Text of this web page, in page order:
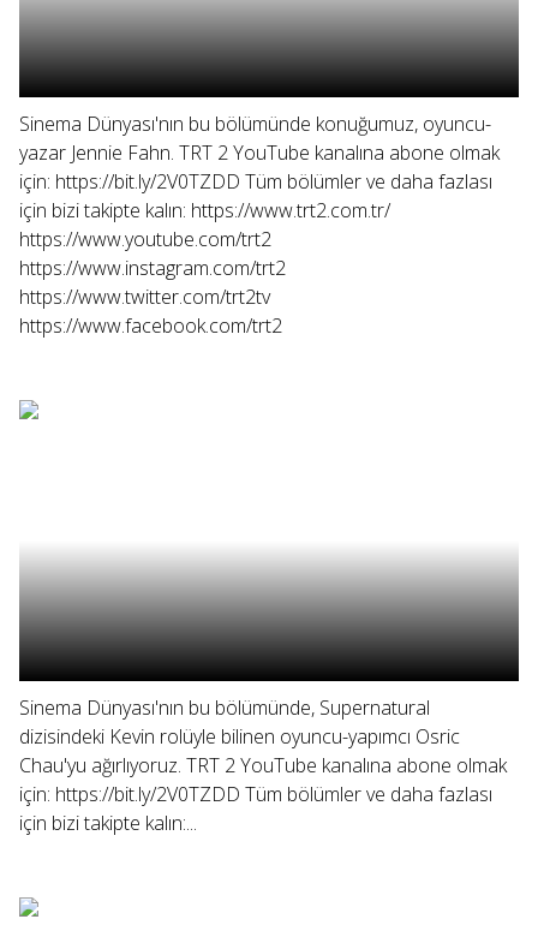
Sinema Dünyası'nın bu bölümünde konuğumuz, oyuncu-
yazar Jennie Fahn. TRT 2 YouTube kanalına abone olmak
için: https://bit.ly/2V0TZDD Tüm bölümler ve daha fazlası
için bizi takipte kalın: https://www.trt2.com.tr/
https://www.youtube.com/trt2
https://www.instagram.com/trt2
https://www.twitter.com/trt2tv
https://www.facebook.com/trt2
Sinema Dünyası'nın bu bölümünde, Supernatural
dizisindeki Kevin rolüyle bilinen oyuncu-yapımcı Osric
Chau'yu ağırlıyoruz. TRT 2 YouTube kanalına abone olmak
için: https://bit.ly/2V0TZDD Tüm bölümler ve daha fazlası
için bizi takipte kalın:...